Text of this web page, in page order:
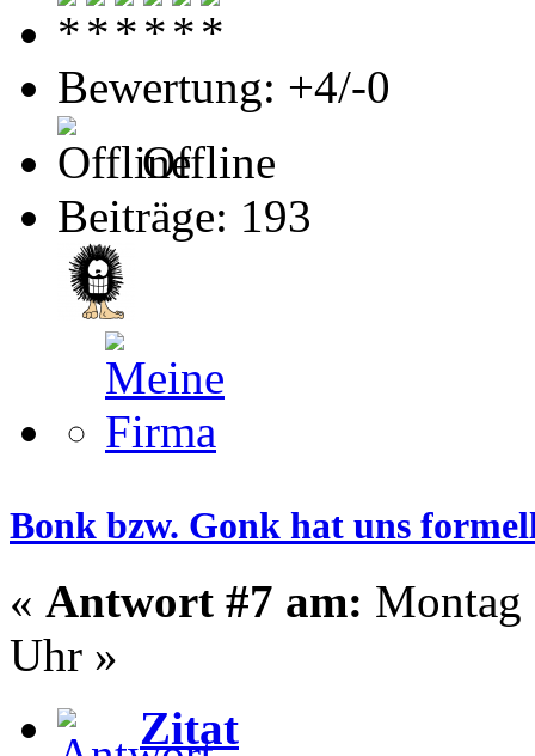
Bewertung: +4/-0
Offline
Beiträge: 193
Bonk bzw. Gonk hat uns
« Antwort #7 am: Montag
Uhr »
Zitat